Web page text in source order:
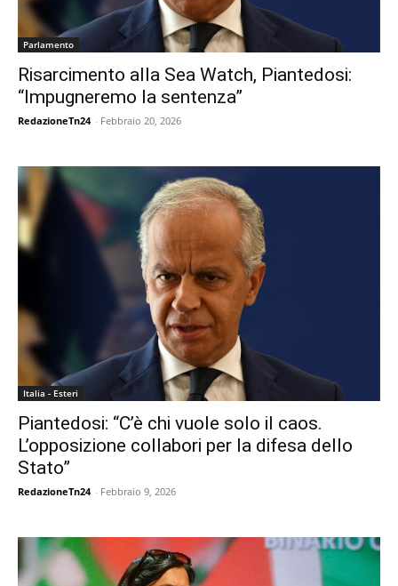
Parlamento
Risarcimento alla Sea Watch, Piantedosi:
“Impugneremo la sentenza”
RedazioneTn24 - Febbraio 20, 2026
Italia - Esteri
Piantedosi: “C’è chi vuole solo il caos.
L’opposizione collabori per la difesa dello
Stato”
RedazioneTn24 - Febbraio 9, 2026